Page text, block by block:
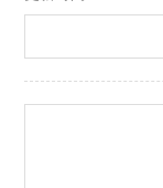
导体实验室级变频